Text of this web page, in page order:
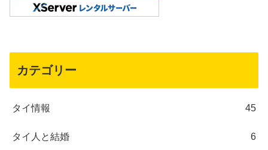
カテゴリー
タイ情報 45
タイ人と結婚 6